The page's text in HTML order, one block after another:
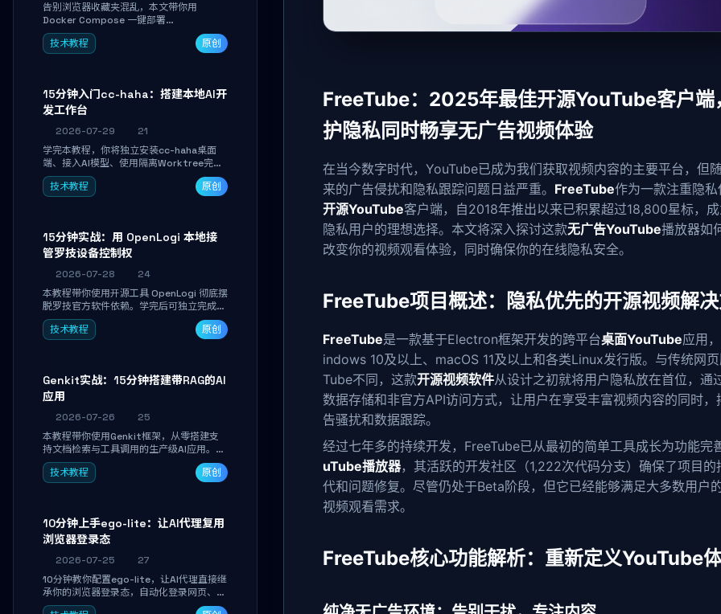
告别浏览器收藏夹混乱，本文带你用
Docker Compose 一键部署
Linkwarden。15 分钟完成私有书签系统搭
建，掌握网页快照归档、高亮批注、分类管
技术教程 原创
15分钟入门cc-haha：搭建本地AI开
发工作台
2026-07-29
21
学完本教程，你将独立安装cc-haha桌面
端、接入AI模型、使用隔离Worktree完成
真实开发任务，并通过Diff审阅面板安全落
地AI代码改写。告别终端黑盒操作，让AI在
技术教程 原创
15分钟实战：用 OpenLogi 本地接
管罗技设备控制权
2026-07-28
24
本教程带你使用开源工具 OpenLogi 彻底摆
脱罗技官方软件依赖。学完后可独立完成设
备识别、按键重映射、DPI曲线配置与
SmartShift调节，实现完全离线控制，保
技术教程 原创
Genkit实战：15分钟搭建带RAG的AI
应用
2026-07-26
25
本教程带你使用Genkit框架，从零搭建支
持文档检索与工具调用的生产级AI应用。通
过环境配置、核心代码编写与调试避坑指
南，学完即可掌握多模型切换、RAG管道构
技术教程 原创
10分钟上手ego-lite：让AI代理复用
浏览器登录态
2026-07-25
27
10分钟教你配置ego-lite，让AI代理直接继
承你的浏览器登录态，自动化登录网页、抓
取数据，无需分享密码，多任务并行不干扰
FreeTube：2025年最佳开源YouTube客户端
护隐私同时畅享无广告视频体验
在当今数字时代，YouTube已成为我们获取视频内容的主要平台，但
来的广告侵扰和隐私跟踪问题日益严重。 FreeTube作为一款注重隐私
开源YouTube客户端，自2018年推出以来已积累超过18,800星标，
隐私用户的理想选择。本文将深入探讨这款无广告YouTube播放器如
改变你的视频观看体验，同时确保你的在线隐私安全。
FreeTube项目概述：隐私优先的开源视频解
FreeTube是一款基于Electron框架开发的跨平台桌面YouTube应用
indows 10及以上、macOS 11及以上和各类Linux发行版。与传统网
Tube不同，这款开源视频软件从设计之初就将用户隐私放在首位，通
数据存储和非官方API访问方式，让用户在享受丰富视频内容的同时，
告骚扰和数据跟踪。
经过七年多的持续开发，FreeTube已从最初的简单工具成长为功能完
uTube播放器，其活跃的开发社区（1,222次代码分支）确保了项目的
代和问题修复。尽管仍处于Beta阶段，但它已经能够满足大多数用户
视频观看需求。
FreeTube核心功能解析：重新定义YouTube